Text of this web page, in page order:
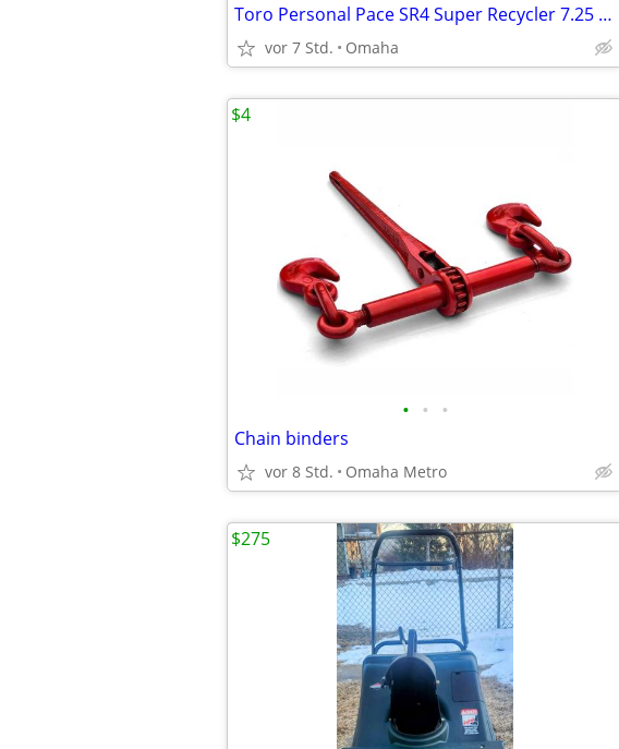
Toro Personal Pace SR4 Super Recycler 7.25 Mower Mulcher
vor 7 Std. Omaha
• • •
Chain binders
vor 8 Std. Omaha Metro
$4
$275